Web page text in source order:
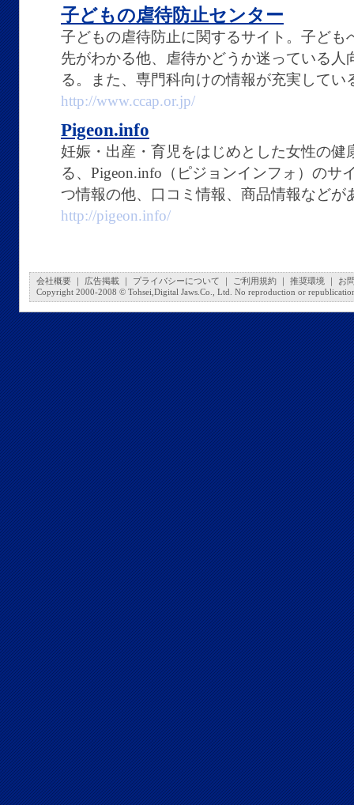
子どもの虐待防止センター
子どもの虐待防止に関するサイト。子ども
先がわかる他、虐待かどうか迷っている人
る。また、専門科向けの情報が充実してい
http://www.ccap.or.jp/
Pigeon.info
妊娠・出産・育児をはじめとした女性の健
る、Pigeon.info（ピジョンインフォ）のサ
つ情報の他、口コミ情報、商品情報などが
http://pigeon.info/
会社概要 広告掲載 プライバシーについて ご利用規約 推奨環境
お
Copyright 2000-2008 © Tohsei,Digital Jaws.Co., Ltd. No reproduction or